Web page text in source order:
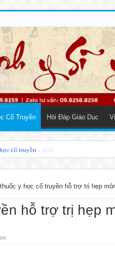
Cổ Truyền Hỏi Đáp Giáo Dục
cổ truyền
y học cổ truyền hỗ trợ trị hẹp
hỗ trợ trị hẹp